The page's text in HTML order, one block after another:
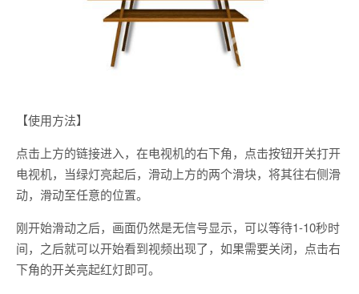
【使用方法】
点击上方的链接进入，在电视机的右下角，点击按钮开关打开
电视机，当绿灯亮起后，滑动上方的两个滑块，将其往右侧滑
动，滑动至任意的位置。
刚开始滑动之后，画面仍然是无信号显示，可以等待1-10秒时
间，之后就可以开始看到视频出现了，如果需要关闭，点击右
下角的开关亮起红灯即可。